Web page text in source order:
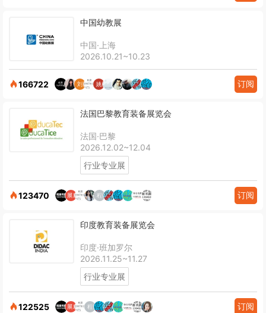
中国幼教展
中国·上海
2026.10.21~10.23
166722 订阅
法国巴黎教育装备展览会
法国·巴黎
2026.12.02~12.04
行业专业展
123470 订阅
印度教育装备展览会
印度·班加罗尔
2026.11.25~11.27
行业专业展
122525 订阅